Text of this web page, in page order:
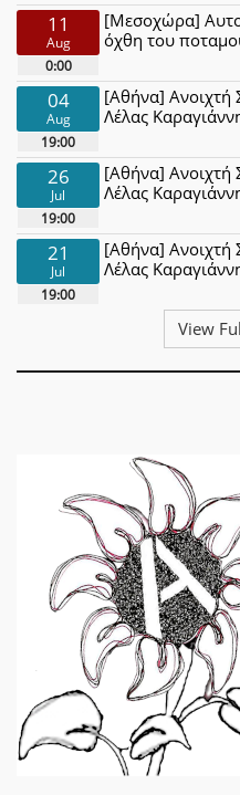
11
Aug
0:00
[Μεσοχώρα]
όχθη του
04
Aug
19:00
[Αθήνα] Ανοιχτή
Λέλας
26
Jul
19:00
[Αθήνα] Ανοιχτή
Λέλας
21
Jul
19:00
[Αθήνα] Ανοιχτή
Λέλας
View